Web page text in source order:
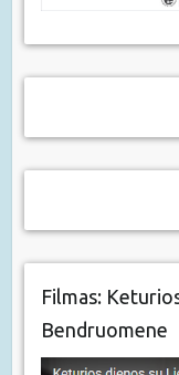
Filmas:
Bendruomene